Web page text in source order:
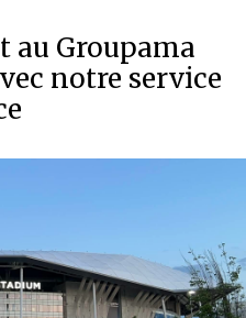
au Groupama
notre service